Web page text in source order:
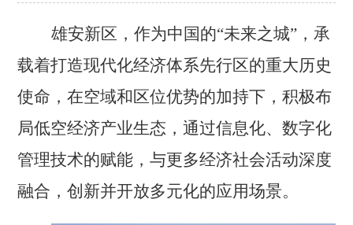
雄安新区 ，作为中国的“未来之城”，承
载着打造现代化经济体系先行区的重大历史
使命 ，在空域和区位优势的加持下，积极布
局低空经济产业生态，通过信息化、数字化
管理技术的赋能，与更多经济社会活动深度
融合，创新并开放多元化的应用场景。